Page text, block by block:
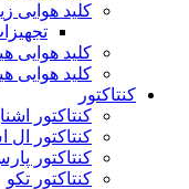
کلید هوایی
کلید هوایی
کلید هوایی
کنتاکتور
کنتاکتور
کنتاکتور ال
کنتاکتور
کنتاکتور تکو